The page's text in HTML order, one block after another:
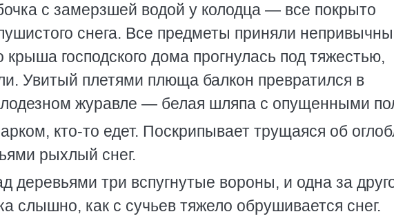
с замерзшей водой у колодца — все покрыто
снега. Все предметы приняли
крыша господского дома прогнулась под тяжестью,
Увитый плетями плюща балкон превратился в
журавле — белая шляпа с опущенными
кто-то едет. Поскрипывает трущаяся об
рыхлый снег.
деревьями три вспугнутые вороны, и одна за
слышно, как с сучьев тяжело обрушивается снег.